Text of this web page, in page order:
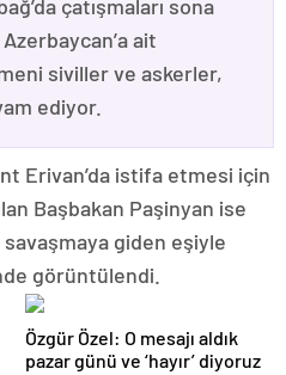
çatışmaları sona
ait
siviller ve askerler,
ediyor.
Erivan’da istifa etmesi için
Başbakan Paşinyan ise
giden eşiyle
görüntülendi.
Özgür Özel: O mesajı aldık
pazar günü ve ‘hayır’ diyoruz